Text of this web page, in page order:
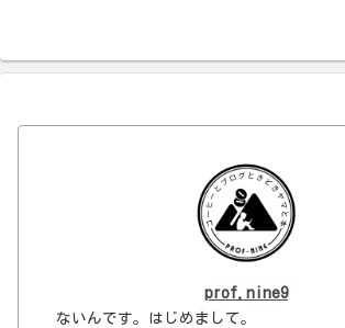
prof.nine9
ないんです。はじめまして。